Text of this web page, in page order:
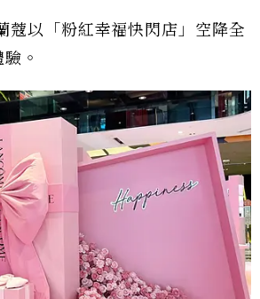
蔻以「粉紅幸福快閃店」空降全
。